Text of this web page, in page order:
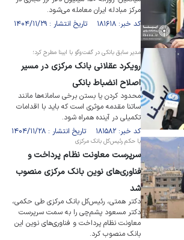
مرکز مبادله ایران معامله می‌شود.
کد خبر: ۱۸۱۶۱۸ تاریخ انتشار : ۱۴۰۴/۱۱/۲۹
مدیر سابق بانکی در گفت‌و‌گو با ایبنا مطرح کرد؛
رویکرد عقلانی بانک مرکزی در مسیر
اصلاح انضباط بانکی
محدود کردن یا بستن برخی سامانه‌ها مانند
ساتنا مقدمه موثری است که باید با اقدامات
تکمیلی در آینده همراه شود.
کد خبر: ۱۸۱۵۸۲ تاریخ انتشار : ۱۴۰۴/۱۱/۲۸
با حکم رئیس‌کل بانک مرکزی
سرپرست معاونت نظام پرداخت و
فناوری‌های نوین بانک مرکزی منصوب
شد
دکتر همتی، رئیس‌کل بانک مرکزی طی حکمی،
دکتر مسعود پشم‌چی را به سمت سرپرست
معاونت نظام پرداخت و فناوری‌های نوین این
بانک منصوب کرد.